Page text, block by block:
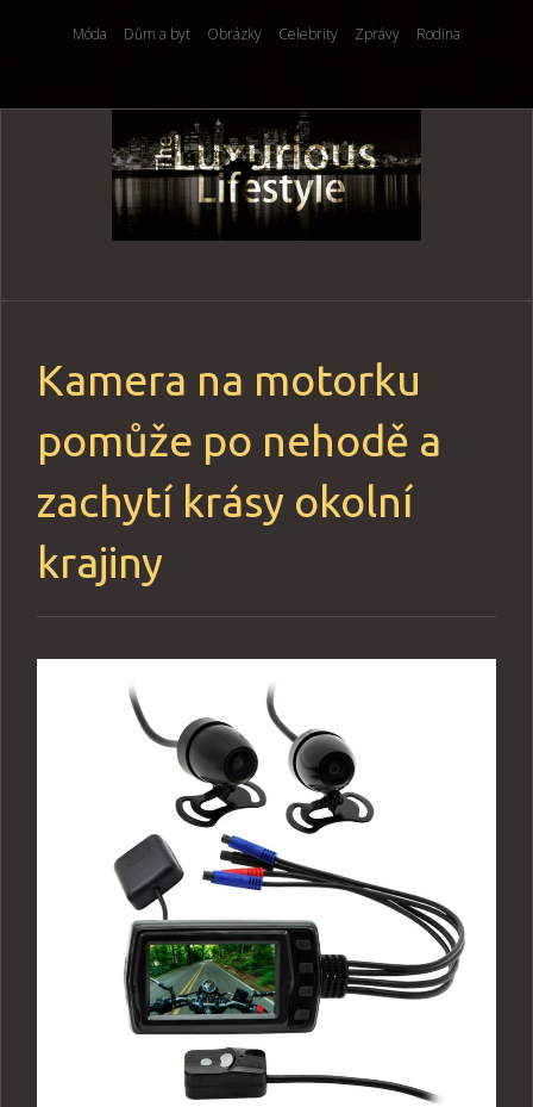
Móda Dům a byt Obrázky Celebrity Zprávy Rodina
Skip
Kamera na motorku
pomůže po nehodě a
zachytí krásy okolní
krajiny